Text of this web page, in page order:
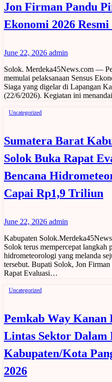
Jon Firman Pandu
Ekonomi 2026
June 22, 2026 admin
Solok. Merdeka45News.com —
memulai pelaksanaan Sensus
Siaga yang digelar di Lapangan
(22/6/2026). Kegiatan ini
Uncategorized
Sumatera Barat
Solok Buka Rapat
Bencana
Capai Rp1,9 Triliun
June 22, 2026 admin
Kabupaten
Solok terus mempercepat langkah
hidrometeorologi yang melanda
tersebut. Bupati Solok, Jon Firman
Rapat Evaluasi…
Uncategorized
Pemkab Way Kanan
Lintas Sektor Dalam
Kabupaten/Kota
2026